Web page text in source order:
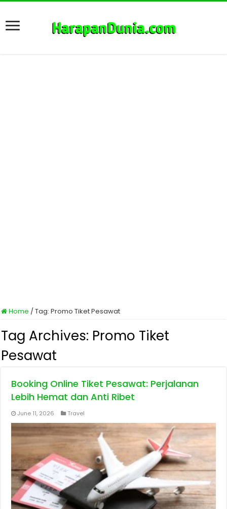
Home /Tag:Promo Tiket Pesawat
Tag Archives: Promo Tiket
Pesawat
Booking Online Tiket Pesawat: Perjalanan
Lebih Hemat dan Anti Ribet
June 11, 2026 Travel